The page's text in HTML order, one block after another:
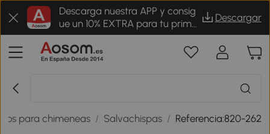
Descarga nuestra APP y consig
ue un 10% EXTRA para tu prime
r pedido
Descargar
para chimeneas / Salvachispas / Referencia:820-262